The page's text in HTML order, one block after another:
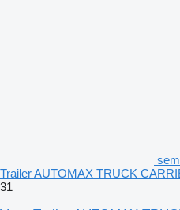
Trailer AUTOMAX TRUCK
31